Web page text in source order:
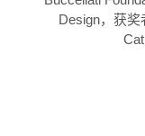
Design，获